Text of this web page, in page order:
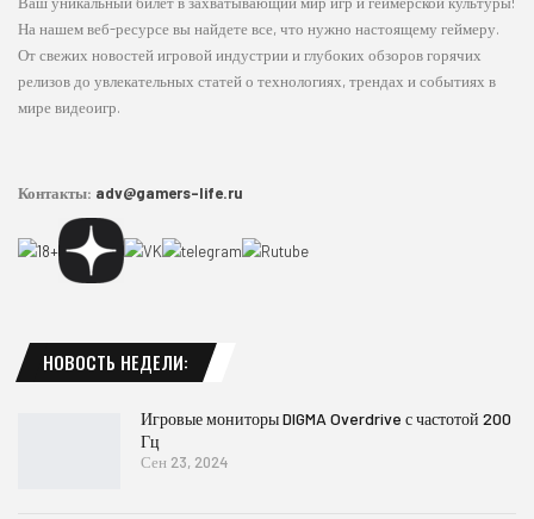
На нашем веб-ресурсе вы найдете все, что нужно настоящему геймеру.
От свежих новостей игровой индустрии и глубоких обзоров горячих
релизов до увлекательных статей о технологиях, трендах и событиях в
мире видеоигр.
Контакты: adv@gamers-life.ru
НОВОСТЬ НЕДЕЛИ:
Игровые мониторы DIGMA Overdrive с частотой 200
Гц
Сен 23, 2024